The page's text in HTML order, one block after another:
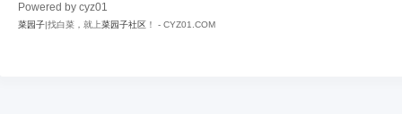
Powered by cyz01
菜园子|找白菜，就上菜园子社区 ！ - CYZ01.COM